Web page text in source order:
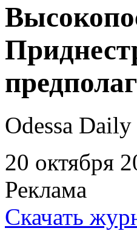
Odessa Daily
20 октября
Реклама
Скачать